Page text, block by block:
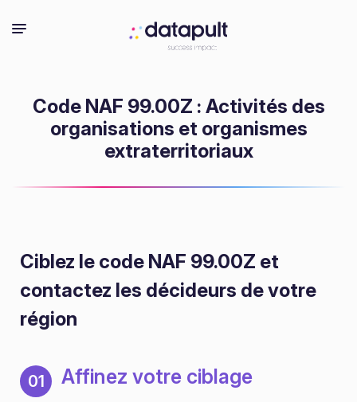
Code NAF 99.00Z : Activités des
organisations et organismes
extraterritoriaux
Ciblez le code NAF 99.00Z et
contactez les décideurs de votre
région
01 Affinez votre ciblage